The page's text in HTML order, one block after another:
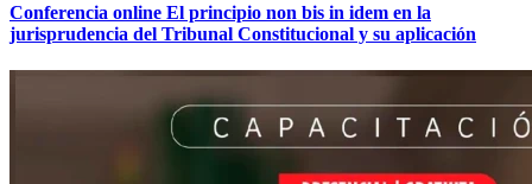
Conferencia online El principio non bis in idem en la
jurisprudencia del Tribunal Constitucional y su aplicación